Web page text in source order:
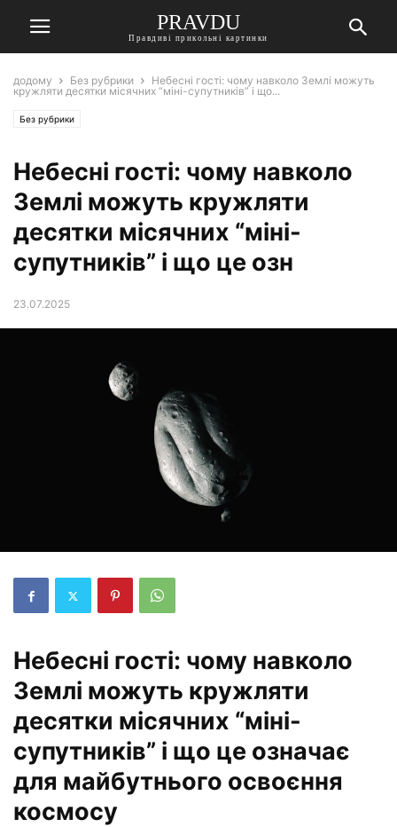
PRAVDU
Правдиві прикольні картинки
додому Без рубрики
Небесні гості: чому навколо Землі можуть
кружляти десятки місячних “міні-супутників” і що...
Без рубрики
Небесні гості: чому навколо
Землі можуть кружляти
десятки місячних “міні-
супутників” і що це озн
23.07.2025
Небесні гості: чому навколо
Землі можуть кружляти
десятки місячних “міні-
супутників” і що це означає
для майбутнього освоєння
космосу